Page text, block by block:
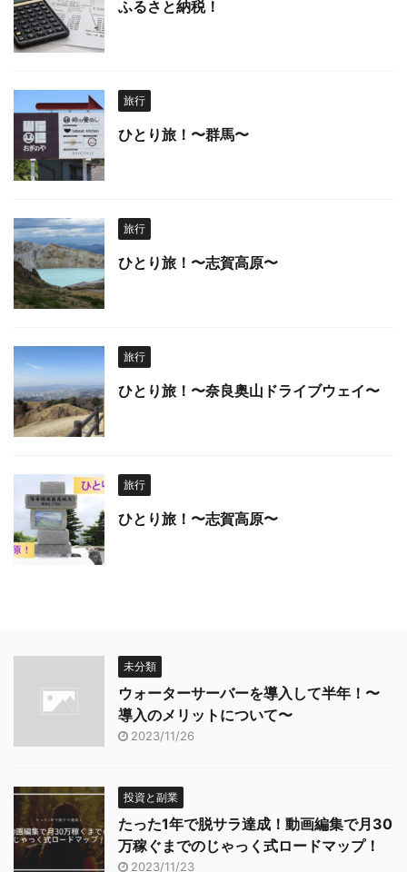
ふるさと納税！
旅行
ひとり旅！〜群馬〜
旅行
ひとり旅！〜志賀高原〜
旅行
ひとり旅！〜奈良奥山ドライブウェイ〜
旅行
ひとり旅！〜志賀高原〜
未分類
ウォーターサーバーを導入して半年！〜
導入のメリットについて〜
2023/11/26
投資と副業
たった1年で脱サラ達成！動画編集で月30
万稼ぐまでのじゃっく式ロードマップ！
2023/11/23